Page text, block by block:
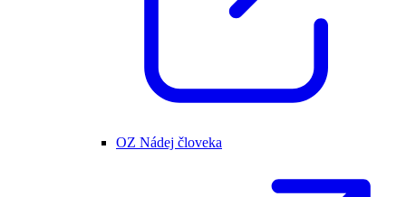
OZ Nádej človeka